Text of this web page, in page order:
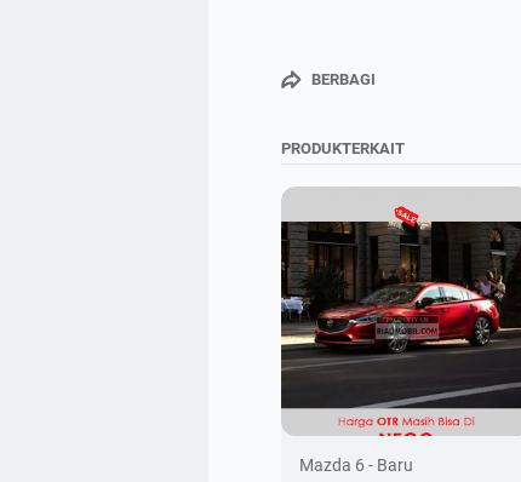
BERBAGI
PRODUKTERKAIT
Mazda 6 - Baru